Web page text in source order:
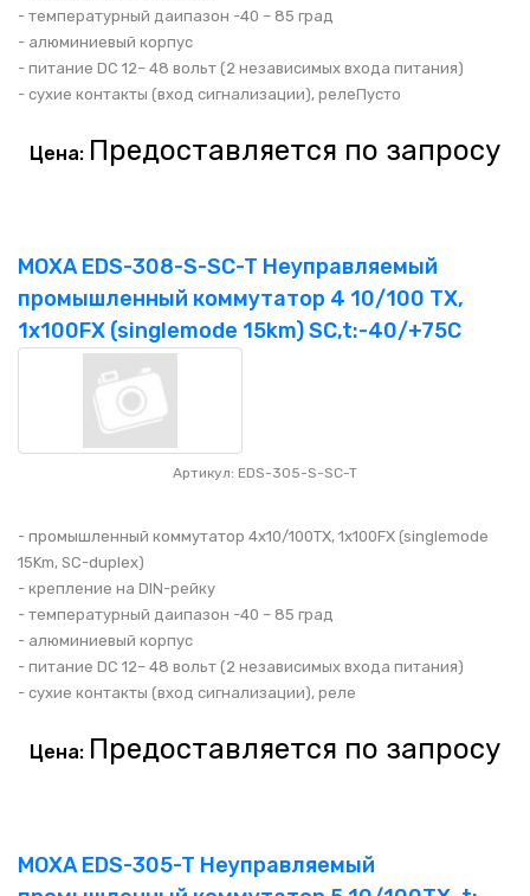
- температурный даипазон -40 – 85 град
- алюминиевый корпус
- питание DC 12– 48 вольт (2 независимых входа питания)
- сухие контакты (вход сигнализации), релеПусто
Цена: Предоставляется по запросу
MOXA EDS-308-S-SC-T Неуправляемый
промышленный коммутатор 4 10/100 TX,
1x100FX (singlemode 15km) SC,t:-40/+75C
Артикул: EDS-305-S-SC-T
- промышленный коммутатор 4x10/100TX, 1x100FX (singlemode
15Km, SC-duplex)
- крепление на DIN-рейку
- температурный даипазон -40 – 85 град
- алюминиевый корпус
- питание DC 12– 48 вольт (2 независимых входа питания)
- сухие контакты (вход сигнализации), реле
Цена: Предоставляется по запросу
MOXA EDS-305-T Неуправляемый